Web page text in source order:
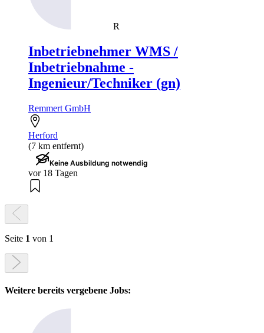
R
Inbetriebnehmer WMS /
Inbetriebnahme -
Ingenieur/Techniker (gn)
Remmert GmbH
Herford
(7 km entfernt)
Keine Ausbildung notwendig
vor 18 Tagen
Seite 1 von 1
Weitere bereits vergebene Jobs: